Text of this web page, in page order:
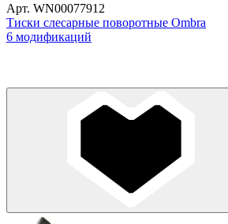
Арт. WN00077912
Тиски слесарные поворотные Ombra
6 модификаций